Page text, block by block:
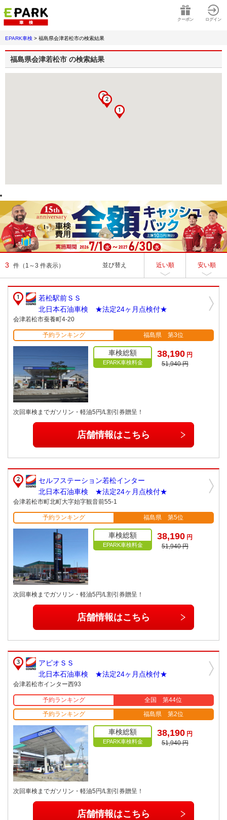
クーポン ログイン
EPARK車検 > 福島県会津若松市の検索結果
福島県会津若松市 の検索結果
3 件 （1～3 件表示） 並び替え 近い順 安い順
若松駅前ＳＳ
北日本石油車検 ★法定24ヶ月点検付★
会津若松市蚕養町4-20
予約ランキング 福島県 第3位
車検総額
EPARK車検料金
38,190 円
51,940 円
次回車検までガソリン・軽油5円/L割引券贈呈！
店舗情報はこちら
セルフステーション若松インター
北日本石油車検 ★法定24ヶ月点検付★
会津若松市町北町大字始字観音前55-1
予約ランキング 福島県 第5位
車検総額
EPARK車検料金
38,190 円
51,940 円
次回車検までガソリン・軽油5円/L割引券贈呈！
店舗情報はこちら
アピオＳＳ
北日本石油車検 ★法定24ヶ月点検付★
会津若松市インター西93
予約ランキング
全国 第44位
予約ランキング
福島県 第2位
車検総額
EPARK車検料金
38,190 円
51,940 円
次回車検までガソリン・軽油5円/L割引券贈呈！
店舗情報はこちら